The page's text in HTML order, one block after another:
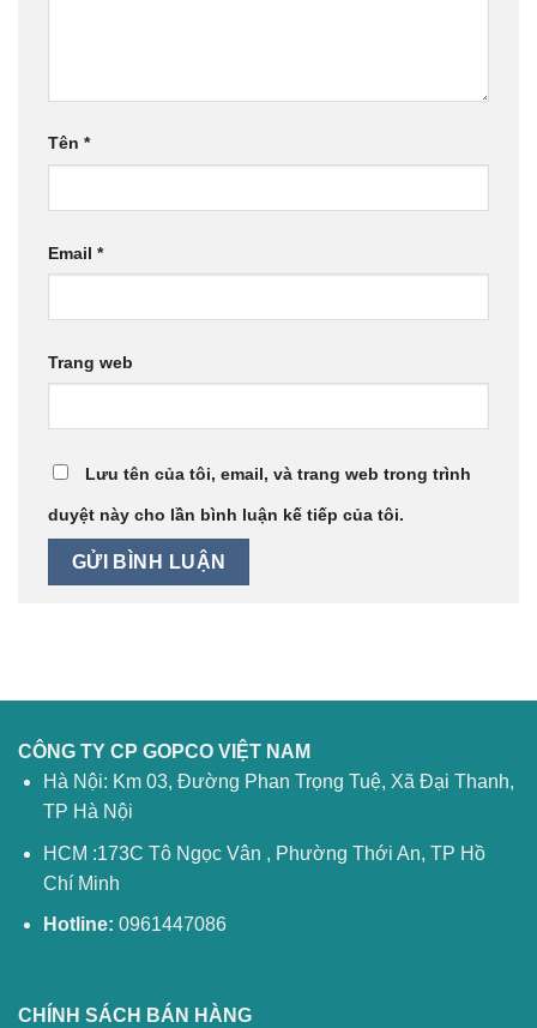
Tên *
Email *
Trang web
Lưu tên của tôi, email, và trang web trong trình
duyệt này cho lần bình luận kế tiếp của tôi.
CÔNG TY CP GOPCO VIỆT NAM
Hà Nội: Km 03, Đường Phan Trọng Tuệ, Xã Đại Thanh,
TP Hà Nội
HCM :173C Tô Ngọc Vân , Phường Thới An, TP Hồ
Chí Minh
Hotline: 0961447086
CHÍNH SÁCH BÁN HÀNG